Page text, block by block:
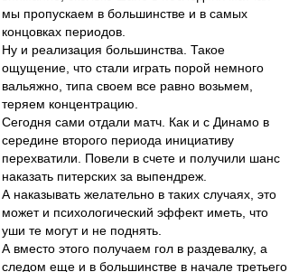
мы пропускаем в большинстве и в самых
концовках периодов.
Ну и реализация большинства. Такое
ощущение, что стали играть порой немного
вальяжно, типа своем все равно возьмем,
теряем концентрацию.
Сегодня сами отдали матч. Как и с Динамо в
середине второго периода инициативу
перехватили. Повели в счете и получили шанс
наказать питерских за выпендреж.
А наказывать желательно в таких случаях, это
может и психологический эффект иметь, что
уши те могут и не поднять.
А вместо этого получаем гол в раздевалку, а
следом еще и в большинстве в начале третьего